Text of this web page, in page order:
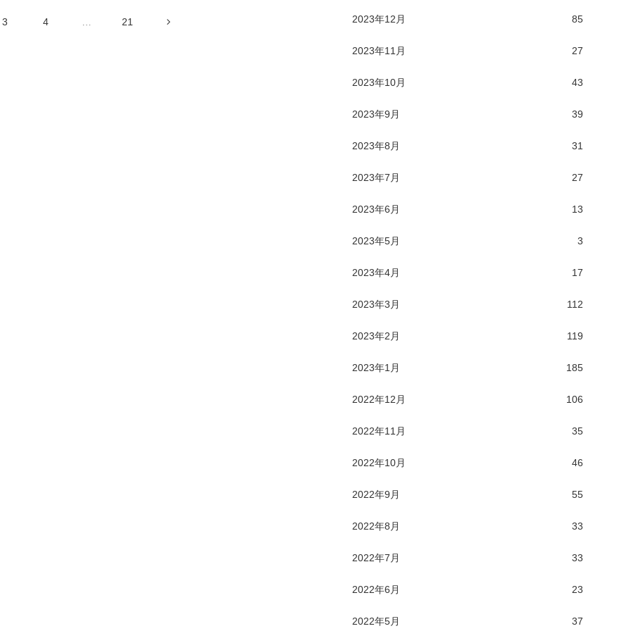
3 4 21 2023年12月 85
2023年11月 27
2023年10月 43
2023年9月 39
2023年8月 31
2023年7月 27
2023年6月 13
2023年5月 3
2023年4月 17
2023年3月 112
2023年2月 119
2023年1月 185
2022年12月 106
2022年11月 35
2022年10月 46
2022年9月 55
2022年8月 33
2022年7月 33
2022年6月 23
2022年5月 37